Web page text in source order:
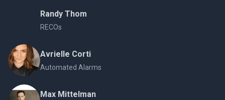
Randy Thom
RECOs
Avrielle Corti
Automated Alarms
Max Mittelman